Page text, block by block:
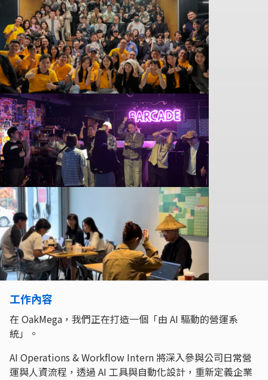
工作內容
在 OakMega，我們正在打造一個「由 AI 驅動的營運系
統」。
AI Operations & Workflow Intern 將深入參與公司日常營
運與人資流程，透過 AI 工具與自動化設計，重新定義企業